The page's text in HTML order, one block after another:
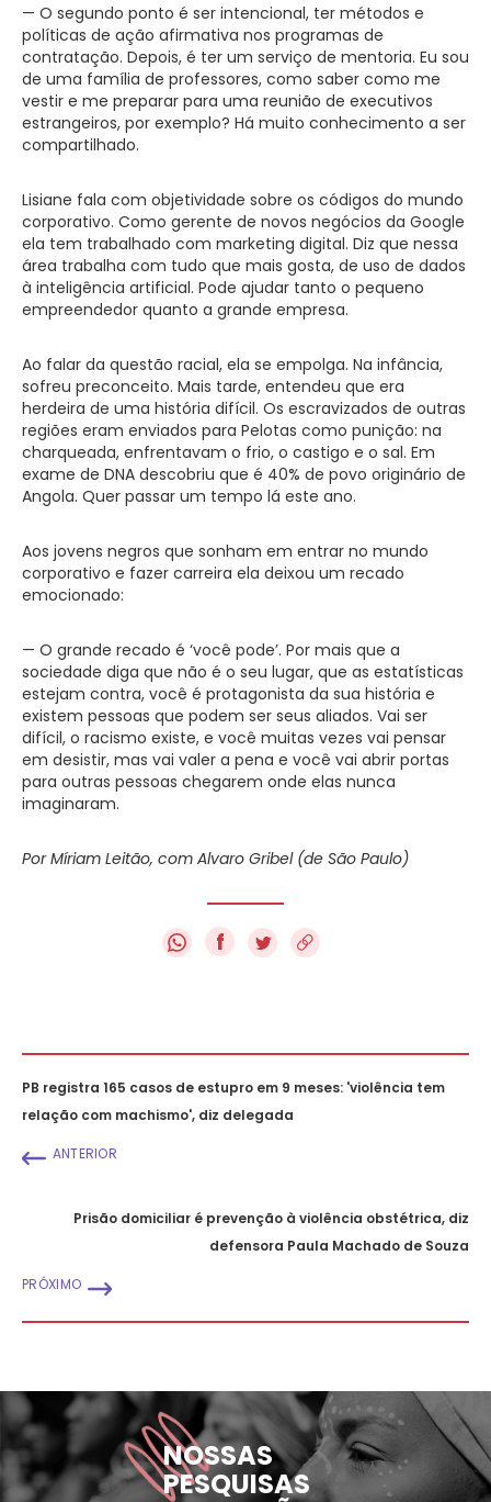
— O segundo ponto é ser intencional, ter métodos e
políticas de ação afirmativa nos programas de
contratação. Depois, é ter um serviço de mentoria. Eu sou
de uma família de professores, como saber como me
vestir e me preparar para uma reunião de executivos
estrangeiros, por exemplo? Há muito conhecimento a ser
compartilhado.
Lisiane fala com objetividade sobre os códigos do mundo
corporativo. Como gerente de novos negócios da Google
ela tem trabalhado com marketing digital. Diz que nessa
área trabalha com tudo que mais gosta, de uso de dados
à inteligência artificial. Pode ajudar tanto o pequeno
empreendedor quanto a grande empresa.
Ao falar da questão racial, ela se empolga. Na infância,
sofreu preconceito. Mais tarde, entendeu que era
herdeira de uma história difícil. Os escravizados de outras
regiões eram enviados para Pelotas como punição: na
charqueada, enfrentavam o frio, o castigo e o sal. Em
exame de DNA descobriu que é 40% de povo originário de
Angola. Quer passar um tempo lá este ano.
Aos jovens negros que sonham em entrar no mundo
corporativo e fazer carreira ela deixou um recado
emocionado:
— O grande recado é ‘você pode’. Por mais que a
sociedade diga que não é o seu lugar, que as estatísticas
estejam contra, você é protagonista da sua história e
existem pessoas que podem ser seus aliados. Vai ser
difícil, o racismo existe, e você muitas vezes vai pensar
em desistir, mas vai valer a pena e você vai abrir portas
para outras pessoas chegarem onde elas nunca
imaginaram.
Por Míriam Leitão, com Alvaro Gribel (de São Paulo)
f
PB registra 165 casos de estupro em 9 meses: 'violência tem
relação com machismo', diz delegada
ANTERIOR
Prisão domiciliar é prevenção à violência obstétrica, diz
defensora Paula Machado de Souza
PRÓXIMO
NOSSAS
PESQUISAS